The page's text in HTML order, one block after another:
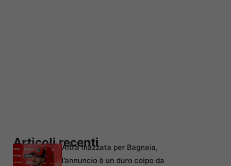
Articoli recentiAltra mazzata per Bagnaia,
l’annuncio è un duro colpo da